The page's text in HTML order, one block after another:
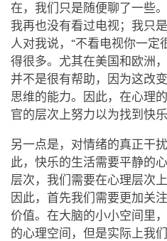
在，我们只是随便聊了一些
我再也没有看过电视；我只
人对我说，“不看电视你一定
得很多。尤其在美国和欧洲
并不是很有帮助，因为这改
思维的能力。因此，在心理
官的层次上努力以为找到快
另一点是，对情绪的真正干
此，快乐的生活需要平静的
层次，我们需要在心理层次
因此，首先我们需要更加关
价值。在大脑的小小空间里
的心理空间，但是实际上我